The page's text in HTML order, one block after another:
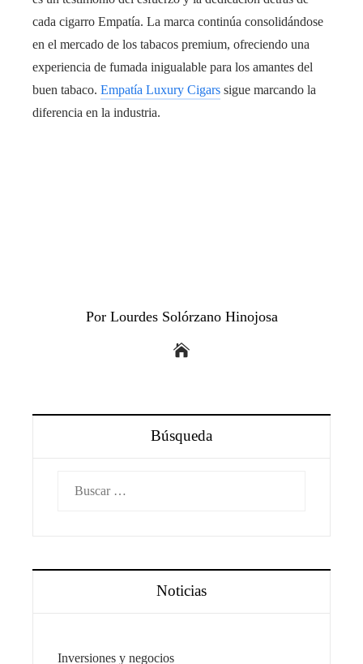
cada cigarro Empatía. La marca continúa consolidándose
en el mercado de los tabacos premium, ofreciendo una
experiencia de fumada inigualable para los amantes del
buen tabaco. Empatía Luxury Cigars sigue marcando la
diferencia en la industria.
Por Lourdes Solórzano Hinojosa
Búsqueda
Noticias
Inversiones y negocios